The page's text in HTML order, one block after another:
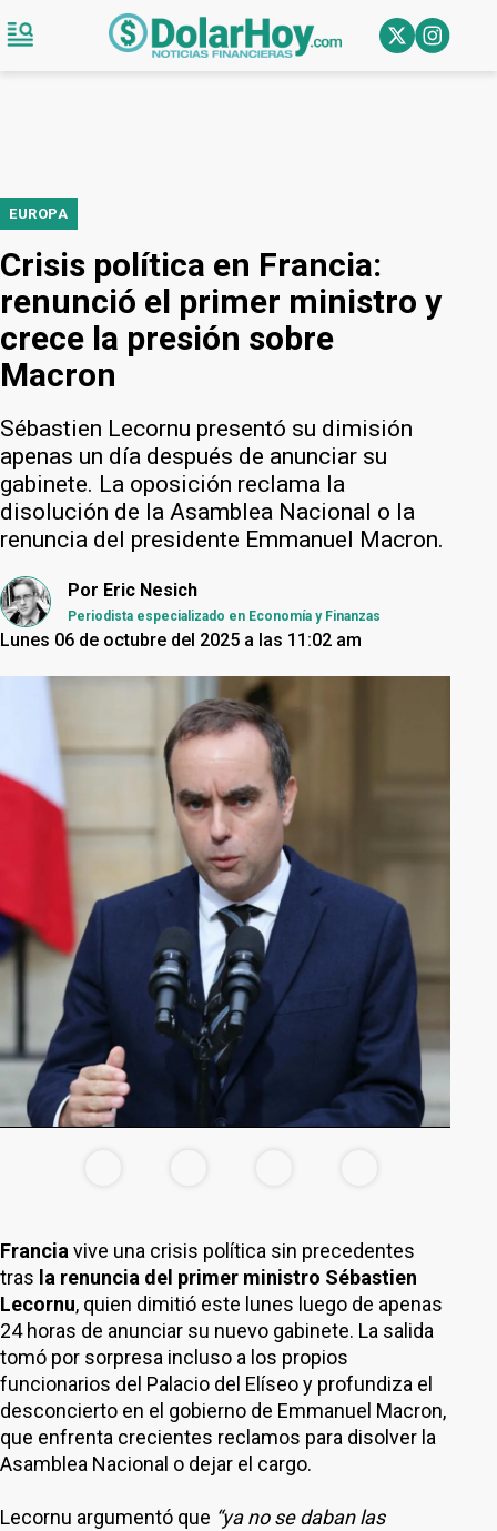
EUROPA
Crisis política en Francia:
renunció el primer ministro y
crece la presión sobre
Macron
Sébastien Lecornu presentó su dimisión
apenas un día después de anunciar su
gabinete. La oposición reclama la
disolución de la Asamblea Nacional o la
renuncia del presidente Emmanuel Macron.
Por Eric Nesich
Periodista especializado en Economía y Finanzas
Lunes 06 de octubre del 2025 a las 11:02 am
Francia vive una crisis política sin precedentes
tras la renuncia del primer ministro Sébastien
Lecornu, quien dimitió este lunes luego de apenas
24 horas de anunciar su nuevo gabinete. La salida
tomó por sorpresa incluso a los propios
funcionarios del Palacio del Elíseo y profundiza el
desconcierto en el gobierno de Emmanuel Macron,
que enfrenta crecientes reclamos para disolver la
Asamblea Nacional o dejar el cargo.
Lecornu argumentó que “ya no se daban las